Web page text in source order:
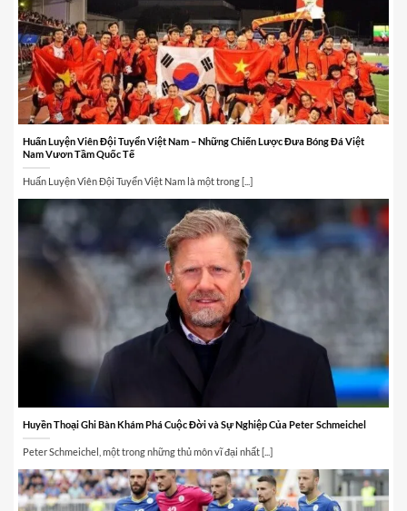
Huấn Luyện Viên Đội Tuyển Việt Nam – Những Chiến Lược Đưa Bóng Đá Việt
Nam Vươn Tầm Quốc Tế
Huấn Luyện Viên Đội Tuyển Việt Nam là một trong [...]
Huyền Thoại Ghi Bàn Khám Phá Cuộc Đời và Sự Nghiệp Của Peter Schmeichel
Peter Schmeichel, một trong những thủ môn vĩ đại nhất [...]